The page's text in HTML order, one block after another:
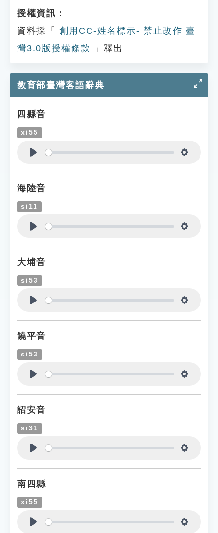
授權資訊：
資料採「
創用CC-姓名標示- 禁止改作 臺
灣3.0版授權條款
」釋出
教育部臺灣客語辭典
四縣音
xi55
海陸音
si11
大埔音
si53
饒平音
si53
詔安音
si31
南四縣
xi55